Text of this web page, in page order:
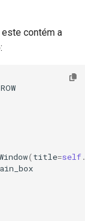
este contém a
ROW
( title=self